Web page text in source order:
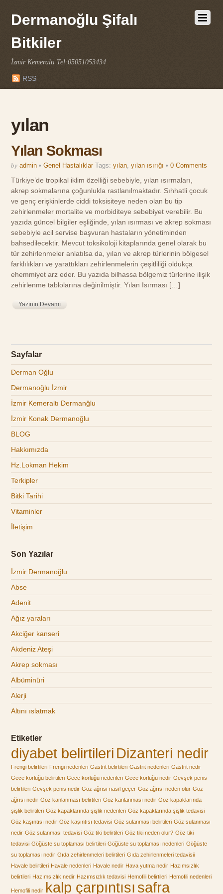
Dermanoğlu Şifalı
Bitkiler
İzmir Kemeraltı Tel:05051053434
RSS
yılan
Yılan Sokması
by admin • Genel Hastalıklar Tags:yılan,yılan ısırığı •0 Comments
Türkiye’de tropikal iklim özelliği sebebiyle, yılan ısırmaları,
akrep sokmalarına çoğunlukla rastlanılmaktadır. Sıhhatli çocuk
ve genç erişkinlerde ciddi toksisiteye neden olan bu tip
zehirlenmeler mortalite ve morbiditeye sebebiyet verebilir. Bu
yazıda güncel bilgiler eşliğinde, yılan ısırması ve akrep sokması
sebebiyle acil servise başvuran hastaların yönetiminden
bahsedilecektir. Mevcut toksikoloji kitaplarında genel olarak bu
tür zehirlenmeler anlatılsa da, yılan ve akrep türlerinin bölgesel
farklılıkları ve yarattıkları zehirlenmelerin çeşitliliği oldukça
ehemmiyet arz eder. Bu yazıda bilhassa bölgemiz türlerine ilişik
zehirlenme tablolarına değinilmiştir. Yılan Isırması […]
Yazının Devamı
Sayfalar
Derman Oğlu
Dermanoğlu İzmir
İzmir Kemeraltı Dermanğlu
İzmir Konak Dermanoğlu
BLOG
Hakkımızda
Hz.Lokman Hekim
Terkipler
Bitki Tarihi
Vitaminler
İletişim
Son Yazılar
İzmir Dermanoğlu
Abse
Adenit
Ağız yaraları
Akciğer kanseri
Akdeniz Ateşi
Akrep sokması
Albüminüri
Alerji
Altını ıslatmak
Etiketler
diyabet belirtileri Dizanteri nedir
Frengi belirtileri Frengi nedenleri Gastrit belirtileri Gastrit nedenleri Gastrit nedir
Gece körlüğü belirtileri Gece körlüğü nedenleri Gece körlüğü nedir Gevşek penis
belirtileri Gevşek penis nedir Göz ağrısı nasıl geçer Göz ağrısı neden olur Göz
ağrısı nedir Göz kanlanması belirtileri Göz kanlanması nedir Göz kapaklarında
şişlik belirtileri Göz kapaklarında şişlik nedenleri Göz kapaklarında şişlik tedavisi
Göz kaşıntısı nedir Göz kaşıntısı tedavisi Göz sulanması belirtileri Göz sulanması
nedir Göz sulanması tedavisi Göz tiki belirtileri Göz tiki neden olur? Göz tiki
tedavisi Göğüste su toplaması belirtileri Göğüste su toplaması nedenleri Göğüste
su toplaması nedir Gıda zehirlenmeleri belirtileri Gıda zehirlenmeleri tedavisii
Havale belirtileri Havale nedenleri Havale nedir Hava yutma nedir Hazımsızlık
belirtileri Hazımsızlık nedir Hazımsızlık tedavisi Hemofili belirtileri Hemofili nedenleri
Hemofili nedir kalp çarpıntısı safra